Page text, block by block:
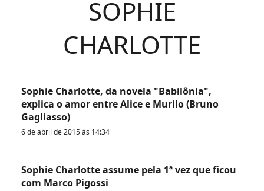
SOPHIE
CHARLOTTE
Sophie Charlotte, da novela "Babilônia",
explica o amor entre Alice e Murilo (Bruno
Gagliasso)
6 de abril de 2015 às 14:34
Sophie Charlotte assume pela 1ª vez que ficou
com Marco Pigossi